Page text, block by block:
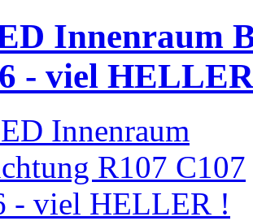
Innenraum
- viel